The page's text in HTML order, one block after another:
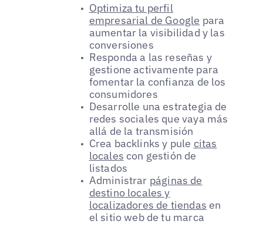
Optimiza tu perfil
empresarial de Google para
aumentar la visibilidad y las
conversiones
Responda a las reseñas y
gestione activamente para
fomentar la confianza de los
consumidores
Desarrolle una estrategia de
redes sociales que vaya más
allá de la transmisión
Crea backlinks y pule citas
locales con gestión de
listados
Administrar páginas de
destino locales y
localizadores de tiendas en
el sitio web de tu marca